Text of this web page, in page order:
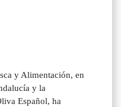
y Alimentación, en
y la
Español, ha